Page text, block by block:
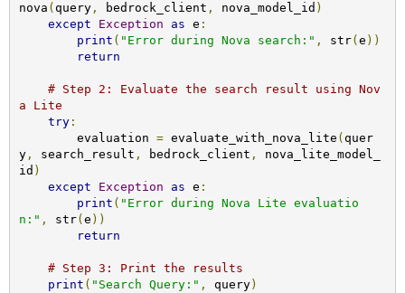
nova ( query, bedrock_client , nova_model_id )
except
Exception as e :
print ( "Error during Nova search:" , str( e ))
return
# Step 2: Evaluate the search result using Nov
a Lite
try:
        evaluation
= evaluate_with_nova_lite ( quer
y, search_result , bedrock_client ,
nova_lite_model_
id )
except
Exception as e :
print ( "Error during Nova Lite evaluatio
n:" , str( e ))
return
# Step 3: Print the results
print ( "Search Query:" , query)